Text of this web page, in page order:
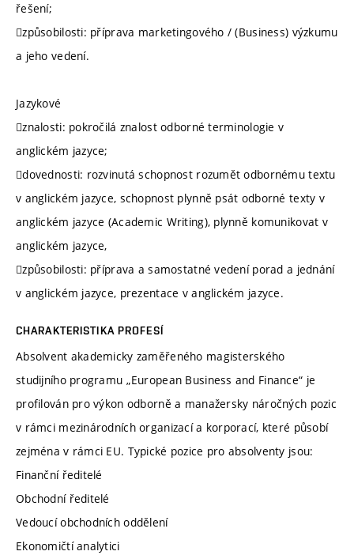
řešení;
způsobilosti: příprava marketingového / (Business) výzkumu
a jeho vedení.
Jazykové
znalosti: pokročilá znalost odborné terminologie v
anglickém jazyce;
dovednosti: rozvinutá schopnost rozumět odbornému textu
v anglickém jazyce, schopnost plynně psát odborné texty v
anglickém jazyce (Academic Writing), plynně komunikovat v
anglickém jazyce,
způsobilosti: příprava a samostatné vedení porad a jednání
v anglickém jazyce, prezentace v anglickém jazyce.
CHARAKTERISTIKA PROFESÍ
Absolvent akademicky zaměřeného magisterského
studijního programu „European Business and Finance“ je
profilován pro výkon odborně a manažersky náročných pozic
v rámci mezinárodních organizací a korporací, které působí
zejména v rámci EU. Typické pozice pro absolventy jsou:
Finanční ředitelé
Obchodní ředitelé
Vedoucí obchodních oddělení
Ekonomičtí analytici